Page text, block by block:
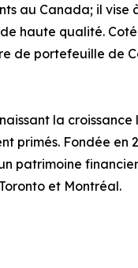
au Canada; il vise
haute qualité.
de portefeuille de
la
Fondée en
patrimoine
et Montréal.